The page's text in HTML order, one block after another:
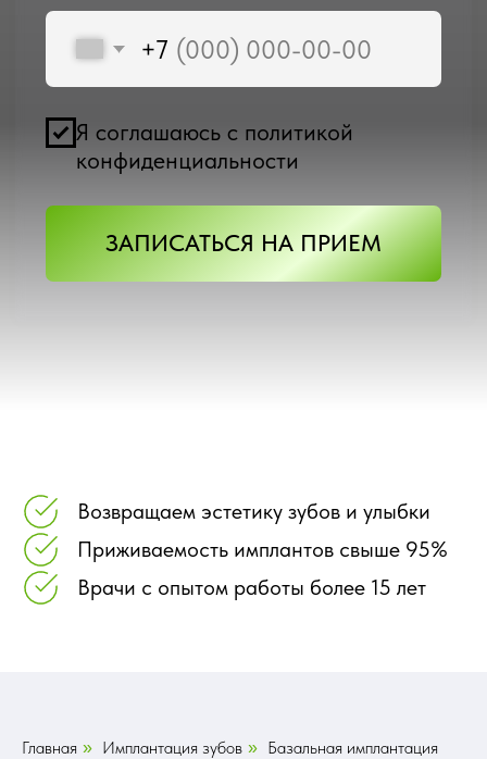
ЗАПИСАТЬСЯ НА ПРИЕМ
Возвращаем эстетику зубов и улыбки
Приживаемость имплантов свыше 95%
Врачи с опытом работы более 15 лет
Главная » Имплантация зубов » Базальная имплантация